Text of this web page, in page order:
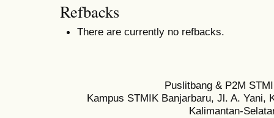
Refbacks
There are currently no refbacks.
Puslitbang & P2M
Kampus STMIK Banjarbaru, Jl. A. Yani,
Kalimantan-